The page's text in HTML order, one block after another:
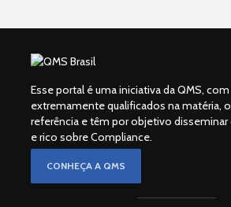
Esse portal é uma iniciativa da QMS,
extremamente qualificados na matéria,
referência e têm por objetivo
e rico sobre Compliance.
CONHEÇA A QMS